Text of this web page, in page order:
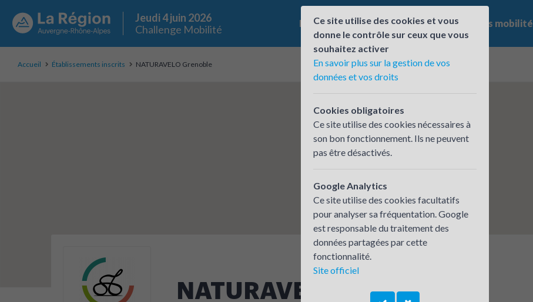
Jeudi 4 juin 2026
Challenge Mobilité
Le challenge Qui participe ? Les offres mobilité
Accueil Établissements inscrits NATURAVELO Grenoble
NATURAVELO Grenoble
Ce site utilise des cookies et vous
donne le contrôle sur ceux que vous
souhaitez activer
En savoir plus sur la gestion de vos
données et vos droits
Cookies obligatoires
Ce site utilise des cookies nécessaires à
son bon fonctionnement. Ils ne peuvent
pas être désactivés.
Google Analytics
Ce site utilise des cookies facultatifs
pour analyser sa fréquentation. Google
est responsable du traitement des
données partagées par cette
fonctionnalité.
Site officiel